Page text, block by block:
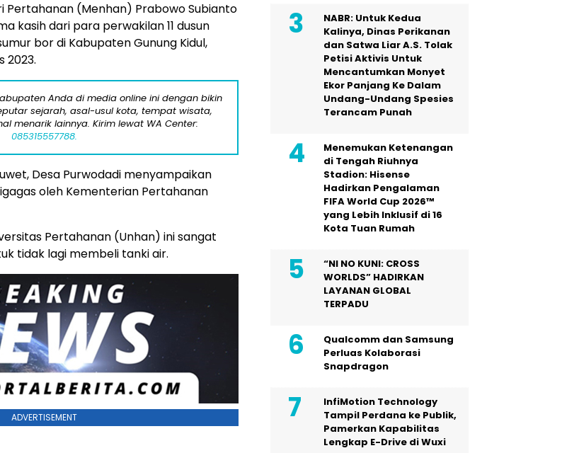
Pertahanan (Menhan) Prabowo Subianto
kasih dari para perwakilan 11 dusun
bor di Kabupaten Gunung Kidul,
2023.
Anda di media online ini dengan bikin
sejarah, asal-usul kota, tempat wisata,
menarik lainnya. Kirim lewat WA Center:
085315557788.
Desa Purwodadi menyampaikan
oleh Kementerian Pertahanan
Pertahanan (Unhan) ini sangat
tidak lagi membeli tanki air.
ADVERTISEMENT
NABR: Untuk Kedua
Kalinya, Dinas Perikanan
dan Satwa Liar A.S. Tolak
Petisi Aktivis Untuk
Mencantumkan Monyet
Ekor Panjang Ke Dalam
Undang-Undang Spesies
Terancam Punah
Menemukan Ketenangan
di Tengah Riuhnya
Stadion: Hisense
Hadirkan Pengalaman
FIFA World Cup 2026™
yang Lebih Inklusif di 16
Kota Tuan Rumah
“NI NO KUNI: CROSS
WORLDS” HADIRKAN
LAYANAN GLOBAL
TERPADU
Qualcomm dan Samsung
Perluas Kolaborasi
Snapdragon
InfiMotion Technology
Tampil Perdana ke Publik,
Pamerkan Kapabilitas
Lengkap E-Drive di Wuxi